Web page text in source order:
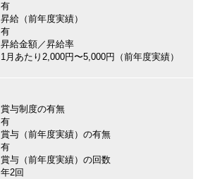
有
昇給（前年度実績）
有
昇給金額／昇給率
1月あたり2,000円〜5,000円（前年度実績）
賞与制度の有無
有
賞与（前年度実績）の有無
有
賞与（前年度実績）の回数
年2回